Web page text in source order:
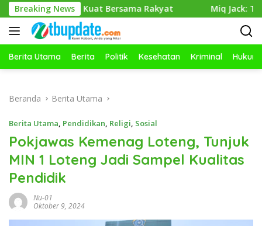
Langsung
ke
konten
Breaking News
Kuat Bersama Rakyat Miq Jack: Terimakasih Miq Ari
Berita Utama Berita Politik Kesehatan Kriminal Hukum
Beranda Berita Utama
Berita Utama, Pendidikan, Religi, Sosial
Pokjawas Kemenag Loteng, Tunjuk
MIN 1 Loteng Jadi Sampel Kualitas
Pendidik
Nu-01
Oktober 9, 2024